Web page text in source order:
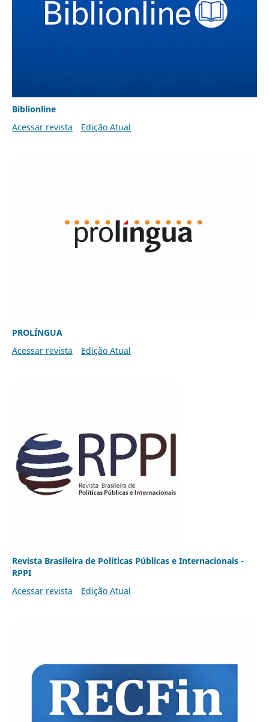
Biblionline
Acessar revista
Edição Atual
PROLÍNGUA
Acessar revista
Edição Atual
Revista Brasileira de Políticas Públicas e Internacionais -
RPPI
Acessar revista
Edição Atual